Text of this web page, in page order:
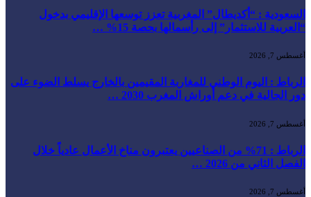
السعودية : “أكديطال” المغربية تعزز توسعها الإقليمي بدخول
“العربية للاستثمار” إلى رأسمالها بحصة 15% …
أغسطس 7, 2026
الرباط : اليوم الوطني للمغاربة المقيمين بالخارج يسلط الضوء على
دور الجالية في دعم أوراش المغرب 2030 …
أغسطس 7, 2026
الرباط : 71% من الصناعيين يعتبرون مناخ الأعمال عادياً خلال
الفصل الثاني من 2026 …
أغسطس 7, 2026